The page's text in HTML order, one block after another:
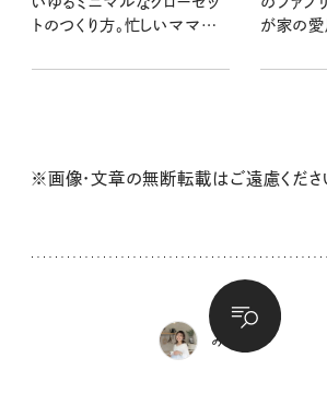
トのつくり方。忙しいママの
が家の愛
※画像・文章の無断転載はご遠慮くださ
みぽりん